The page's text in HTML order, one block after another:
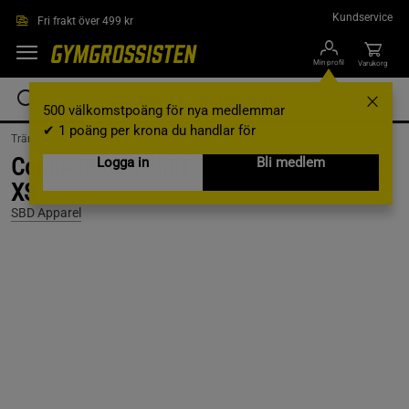
Fri frakt över 499 kr Kundservice
Min profil
500 välkomstpoäng för nya medlemmar
✔ 1 poäng per krona du handlar för
Logga in
Bli medlem
Varukorg
Träningskläder / Träningskläder Herr /T-shirts
Competition T-Shirt - Men's, Black w/Red,
XS
SBD Apparel